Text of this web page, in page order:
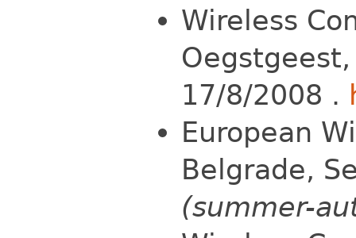
Wireless
17/8/2008 .
European
Belgrade,
(summer-